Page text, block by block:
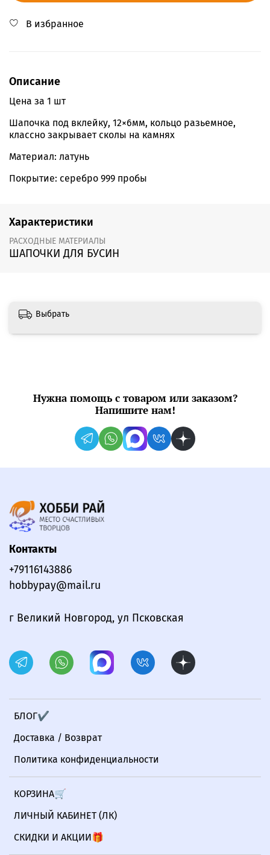
В избранное
Описание
Цена за 1 шт
Шапочка под вклейку, 12×6мм, кольцо разьемное,
классно закрывает сколы на камнях
Материал: латунь
Покрытие: серебро 999 пробы
Характеристики
РАСХОДНЫЕ МАТЕРИАЛЫ
ШАПОЧКИ ДЛЯ БУСИН
Выбрать
Нужна помощь с товаром или заказом?
Напишите нам!
БЛОГ✔
Доставка / Возврат
Политика конфиденциальности
КОРЗИНА🛒
ЛИЧНЫЙ КАБИНЕТ (ЛК)
СКИДКИ И АКЦИИ🎁
Контакты
+79116143886
hobbypay@mail.ru
г Великий Новгород, ул Псковская